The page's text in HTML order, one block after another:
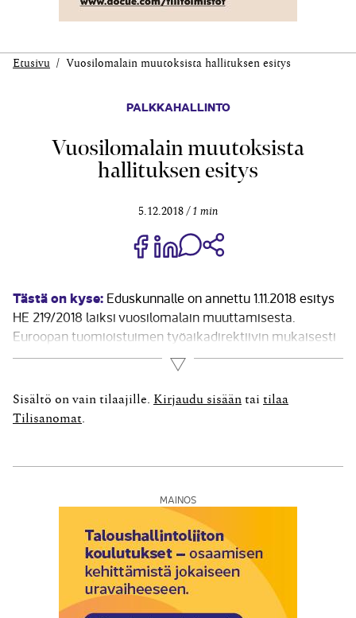
Etusivu Vuosilomalain muutoksista hallituksen esitys
PALKKAHALLINTO
Vuosilomalain muutoksista
hallituksen esitys
5.12.2018 1 min
Jaa Share on Facebook
Jaa Share on LinkedIn
Jaa WhatsApp-viestinä
Tästä on kyse: Eduskunnalle on annettu 1.11.2018 esitys
HE 219/2018 laiksi vuosilomalain muuttamisesta.
Euroopan tuomioistuimen työaikadirektiivin mukaisesti
työntekijälle on taattava neljän viikon palkallinen
vuosiloma sairauden tai lääkinnällisen kuntoutuksen
vuoksi aiheutuneen poissaolon ajalta. Lakiesityksessä
tämä varmistettaisiin työntekijälle annettavilla
Lue lisää
Sisältö on vain tilaajille. Kirjaudu sisään tai tilaa
Tilisanomat
MAINOS